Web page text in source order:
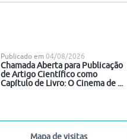
Publicado em 04/08/2026
Chamada Aberta para Publicação
de Artigo Científico como
Capítulo de Livro: O Cinema de ...
Mapa de visitas